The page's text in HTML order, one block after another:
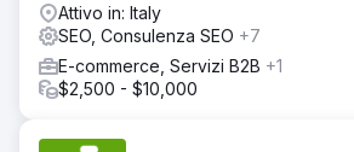
Attivo in: Italy
SEO, Consulenza SEO +7
E-commerce, Servizi B2B +1
$2,500 - $10,000